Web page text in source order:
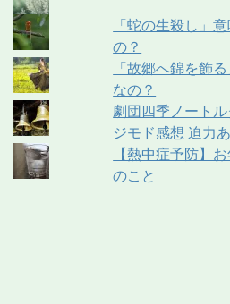
「蛇の生殺し」
の？
「故郷へ錦を飾
なの？
劇団四季ノート
ジモド感想 迫力
【熱中症予防】
のこと